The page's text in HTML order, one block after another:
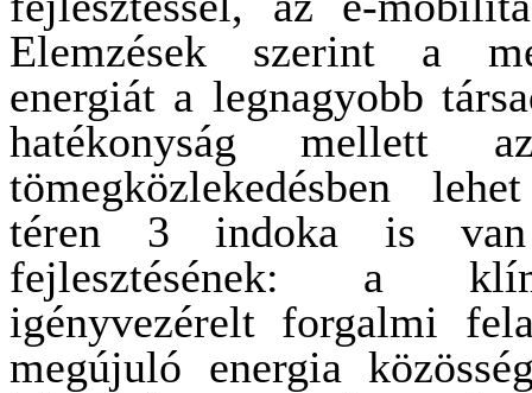
Elemzések szerint a
energiát a legnagyobb
hatékonyság mellett
tömegközlekedésben
téren 3 indoka is van
fejlesztésének: a
igényvezérelt forgalmi
megújuló energia